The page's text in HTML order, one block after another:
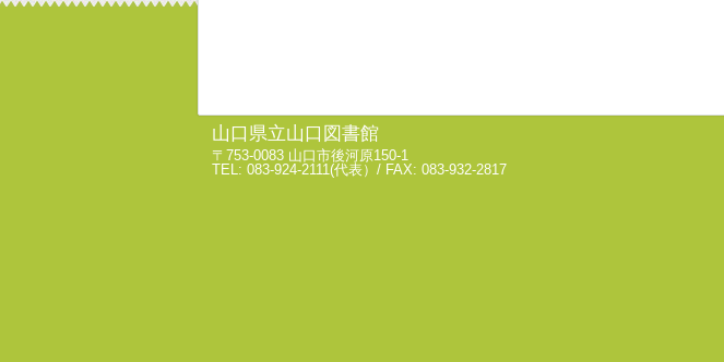
山口県立山口図書館
〒753-0083 山口市後河原150-1
TEL: 083-924-2111(代表）/ FAX: 083-932-2817